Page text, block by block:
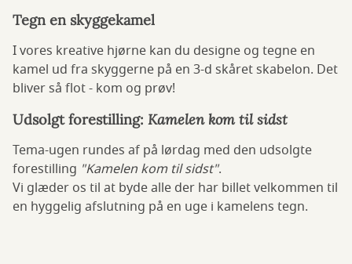
Tegn en skyggekamel
I vores kreative hjørne kan du designe og tegne en
kamel ud fra skyggerne på en 3-d skåret skabelon. Det
bliver så flot - kom og prøv!
Udsolgt forestilling: Kamelen kom til sidst
Tema-ugen rundes af på lørdag med den udsolgte
forestilling "Kamelen kom til sidst".
Vi glæder os til at byde alle der har billet velkommen til
en hyggelig afslutning på en uge i kamelens tegn.